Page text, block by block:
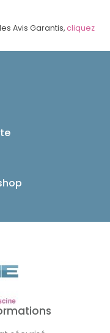
Avis Garantis,cliquez